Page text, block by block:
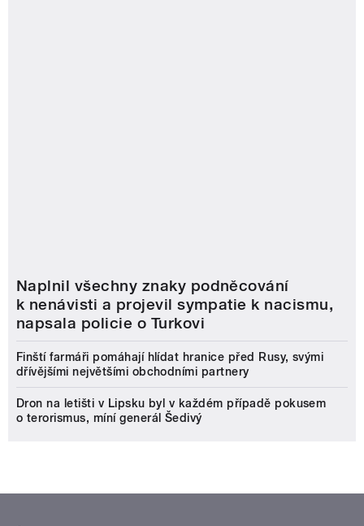
Naplnil všechny znaky podněcování
k nenávisti a projevil sympatie k nacismu,
napsala policie o Turkovi
Finští farmáři pomáhají hlídat hranice před Rusy, svými
dřívějšími největšími obchodními partnery
Dron na letišti v Lipsku byl v každém případě pokusem
o terorismus, míní generál Šedivý